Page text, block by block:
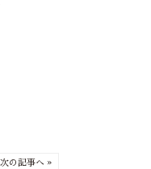
次の記事へ »